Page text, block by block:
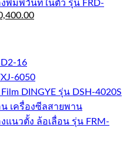
พิมพิ์วันที่ในตัว รุ่น FRD-
16
6050
DINGYE รุ่น DSH-4020S
เครื่องซีลสายพาน
แนวตั้ง ล้อเลื่อน รุ่น FRM-